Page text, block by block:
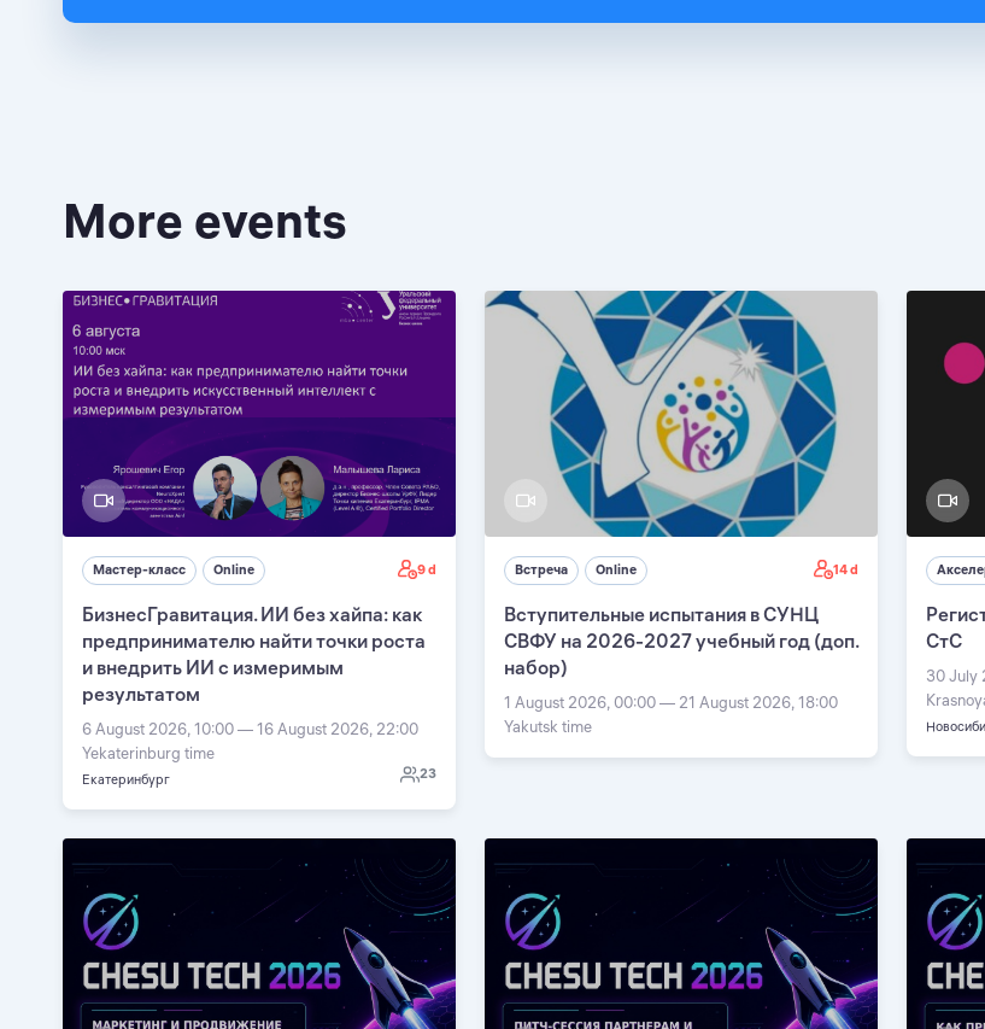
More events
Мастер-класс Online 9 d
БизнесГравитация. ИИ без хайпа: как
предпринимателю найти точки роста
и внедрить ИИ с измеримым
результатом
6 August 2026, 10:00 — 16 August 2026, 22:00
Yekaterinburg time
Екатеринбург 23
Встреча Online 14 d
Вступительные испытания в СУНЦ
СВФУ на 2026-2027 учебный год (доп.
набор)
1 August 2026, 00:00 — 21 August 2026, 18:00
Yakutsk time
СтС
30 July